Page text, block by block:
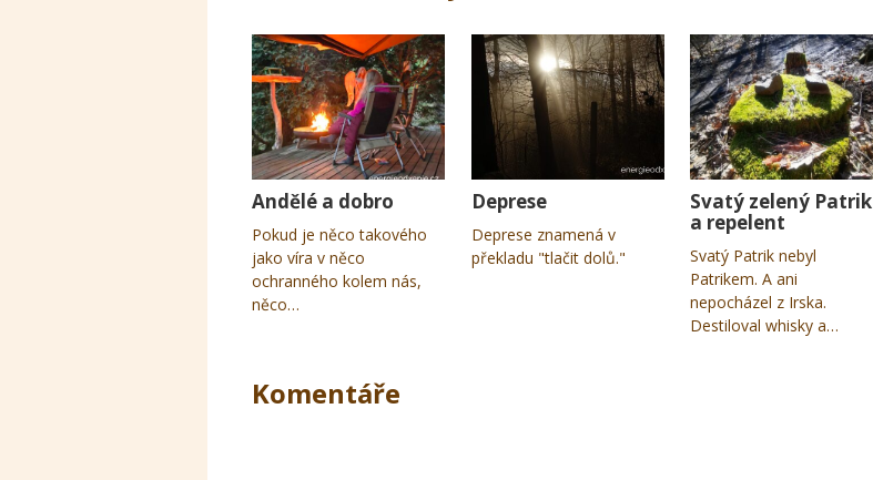
Andělé a dobro
Pokud je něco takového
jako víra v něco
ochranného kolem nás,
něco…
Deprese
Deprese znamená v
překladu "tlačit dolů."
Svatý zelený Patrik
a repelent
Svatý Patrik nebyl
Patrikem. A ani
nepocházel z Irska.
Destiloval whisky a…
Komentáře